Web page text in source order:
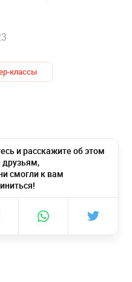
классы
и расскажите об этом
друзьям,
смогли к вам